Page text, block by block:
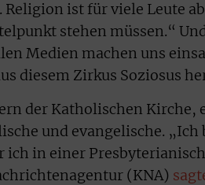
Religion ist für viele Leute
stehen müssen.“
Medien machen uns
diesem Zirkus Soziosus
der Katholischen Kirche,
und evangelische.
in einer
(KNA)